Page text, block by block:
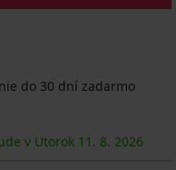
do 30 dní zadarmo
v Utorok 11. 8. 2026